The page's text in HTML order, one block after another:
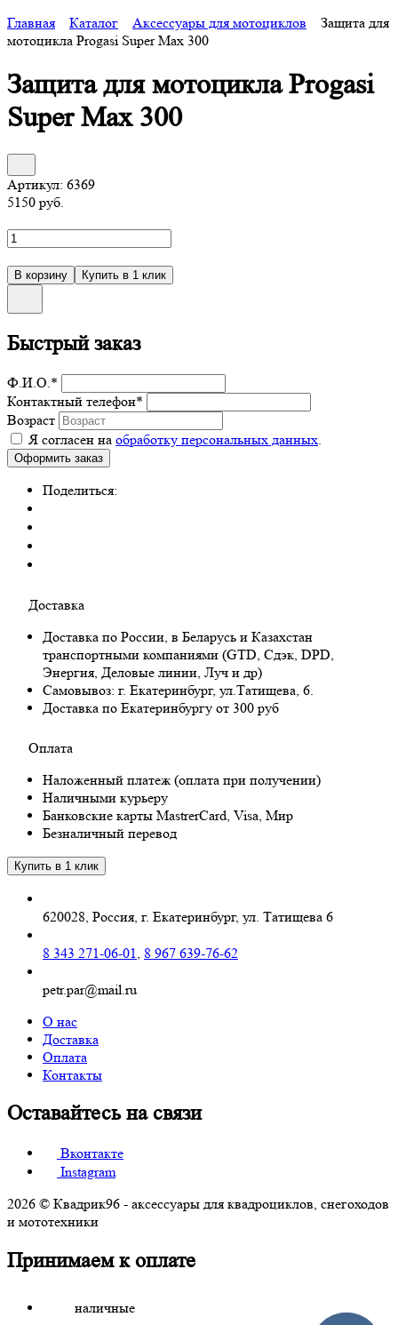
Главная
Каталог Аксессуары для мотоциклов
Защита для
мотоцикла Progasi Super Max 300
Защита для мотоцикла Progasi
Super Max 300
Артикул: 6369
5150 руб.
Быстрый заказ
Ф.И.О. *
Контактный телефон*
Возраст
Я согласен на обработку персональных данных
Поделиться:
Доставка
Доставка по России, в Беларусь и Казахстан
транспортными компаниями (GTD, Сдэк, DPD,
Энергия, Деловые линии, Луч и др)
Самовывоз: г. Екатеринбург, ул.Татищева, 6.
Доставка по Екатеринбургу от 300 руб
Оплата
Наложенный платеж (оплата при получении)
Наличными курьеру
Банковские карты MastrerCard, Visa, Мир
Безналичный перевод
620028, Россия, г. Екатеринбург, ул. Татищева 6
8 343 271-06-01 8 967 639-76-62
petr.par@mail.ru
О нас
Доставка
Оплата
Контакты
Оставайтесь на связи
Вконтакте
Instagram
2026 © Квадрик96 - аксессуары для квадроциклов, снегоходов
и мототехники
Принимаем к оплате
наличные